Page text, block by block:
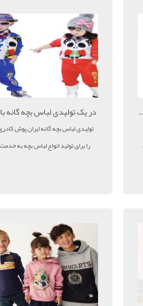
‌در یک تولیدی لباس بچه گانه
تولیدی لباس بچه گانه ایران پوش
را برای تولید انواع لباس بچه به